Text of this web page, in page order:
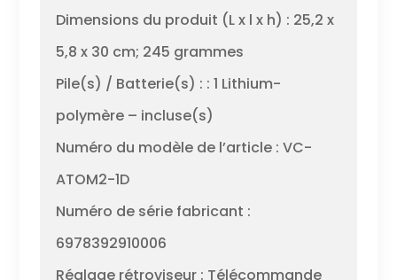
Dimensions du produit (L x l x h) : 25,2 x
5,8 x 30 cm; 245 grammes
Pile(s) / Batterie(s) : : 1 Lithium-
polymère – incluse(s)
Numéro du modèle de l’article : VC-
ATOM2-1D
Numéro de série fabricant :
6978392910006
Réglage rétroviseur : Télécommande